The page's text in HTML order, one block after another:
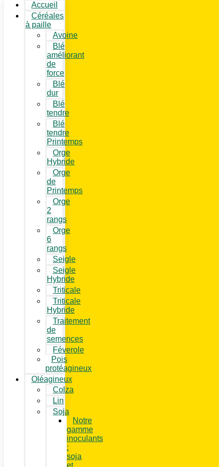
Accueil
Céréales
à paille
Avoine
Blé
améliorant
de
force
Blé
dur
Blé
tendre
Blé
tendre
Printemps
Orge
Hybride
Orge
de
Printemps
Orge
2
rangs
Orge
6
rangs
Seigle
Seigle
Hybride
Triticale
Triticale
Hybride
Traitement
de
semences
Féverole
Pois
protéagineux
Oléagineux
Colza
Lin
Soja
Notre
gamme
inoculants
:
soja
et